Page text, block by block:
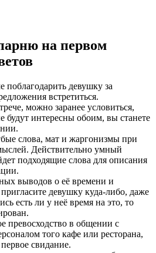
на первом
поблагодарить девушку за
встретиться.
можно заранее условиться,
будут интересны обоим, вы станете
слова, мат и жаргонизмы при
Действительно умный
подходящие слова для описания
выводов о её времени и
девушку куда-либо, даже
есть ли у неё время на это, то
превосходство в общении с
того кафе или ресторана,
свидание.